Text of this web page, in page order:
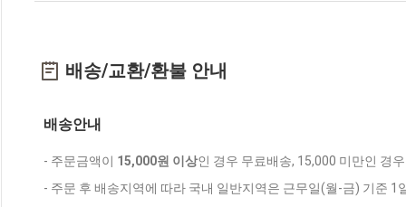
배송/교환/환불 안내
배송안내
- 주문금액이 15,000원 이상인 경우 무료배송, 15,000 미만인 경
- 주문 후 배송지역에 따라 국내 일반지역은 근무일(월-금) 기준